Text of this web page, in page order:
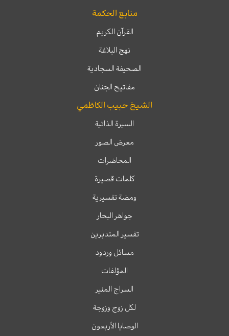
منابع الحكمة
القرآن الكريم
نهج البلاغة
الصحيفة السجادية
مفاتيح الجنان
الشيخ حبيب الكاظمي
السيرة الذاتية
معرض الصور
المحاضرات
كلمات قصيرة
ومضة تفسيرية
جواهر البحار
تفسير المتدبرين
مسائل وردود
المؤلفات
السراج المنير
لكل زوج وزوجة
الوصايا الأربعون